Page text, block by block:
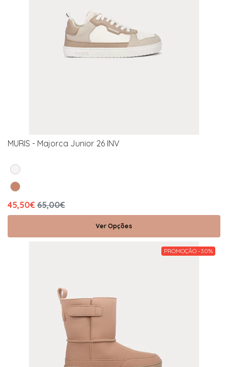
MURIS - Majorca Junior 26 INV
45,50€ 65,00€
Ver Opções
PROMOÇÃO -30%